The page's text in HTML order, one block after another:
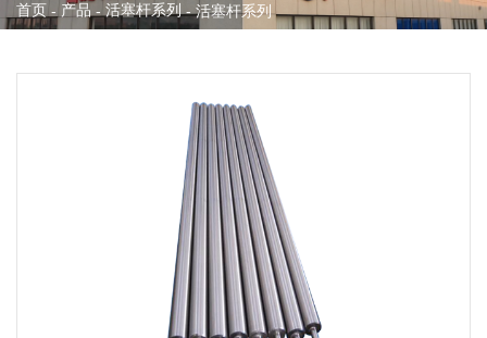
首页 - 产品 - 活塞杆系列 -活塞杆系列